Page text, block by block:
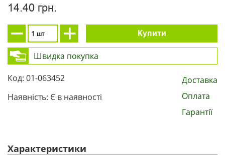
14.40 грн.
Купити
Швидка покупка
Код: 01-063452
Наявність: Є в наявності
Доставка
Оплата
Гарантії
Характеристики